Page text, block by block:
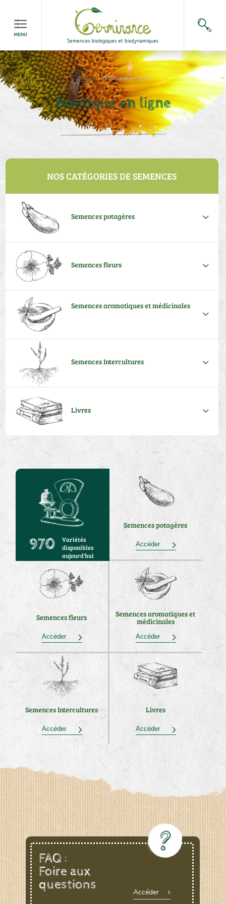
Accueil>Boutique en ligne
Boutique en ligne
NOS CATÉGORIES DE SEMENCES
Semences potagères
Semences fleurs
Semences aromatiques et médicinales
Semences Intercultures
Livres
970
Variétés
disponibles
aujourd'hui
Semences potagères
Accéder
Semences fleurs
Accéder
Semences aromatiques et
médicinales
Accéder
Semences Intercultures
Accéder
Livres
Accéder
FAQ :
Foire aux
questions
Accéder